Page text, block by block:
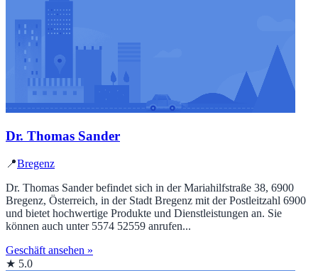
Dr. Thomas Sander
📍Bregenz
Dr. Thomas Sander befindet sich in der Mariahilfstraße 38, 6900
Bregenz, Österreich, in der Stadt Bregenz mit der Postleitzahl 6900
und bietet hochwertige Produkte und Dienstleistungen an. Sie
können auch unter 5574 52559 anrufen...
Geschäft ansehen »
★ 5.0